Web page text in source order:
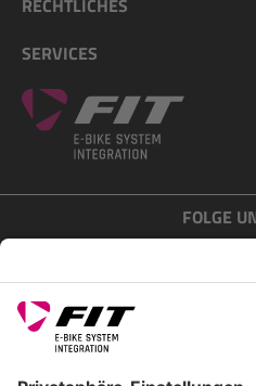
RECHTLICHES
SERVICES
FOLGE
*Unverbindliche Preisempfehlung